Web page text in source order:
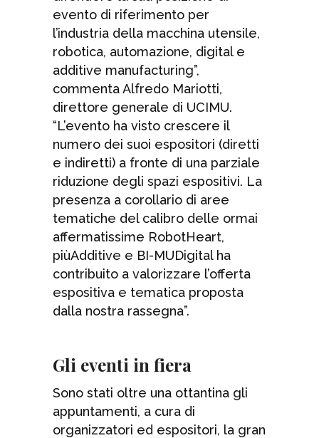
evento di riferimento per
l’industria della macchina utensile,
robotica, automazione, digital e
additive manufacturing”,
commenta Alfredo Mariotti,
direttore generale di UCIMU.
“L’evento ha visto crescere il
numero dei suoi espositori (diretti
e indiretti) a fronte di una parziale
riduzione degli spazi espositivi. La
presenza a corollario di aree
tematiche del calibro delle ormai
affermatissime RobotHeart,
piùAdditive e BI-MUDigital ha
contribuito a valorizzare l’offerta
espositiva e tematica proposta
dalla nostra rassegna”.
Gli eventi in fiera
Sono stati oltre una ottantina gli
appuntamenti, a cura di
organizzatori ed espositori, la gran